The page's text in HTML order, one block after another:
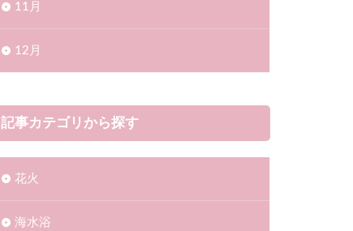
11月
12月
記事カテゴリから探す
花火
海水浴​​